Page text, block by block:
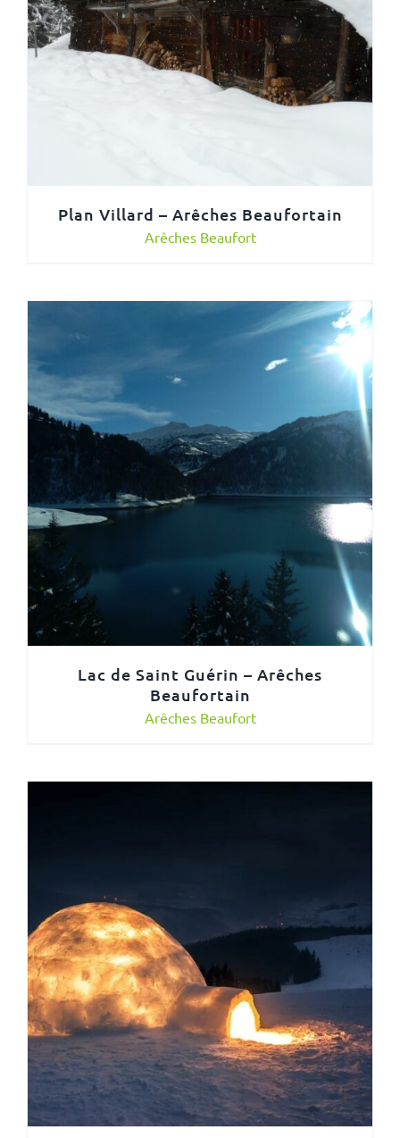
Plan Villard – Arêches Beaufortain
Arêches Beaufort
Lac de Saint Guérin – Arêches
Beaufortain
Arêches Beaufort